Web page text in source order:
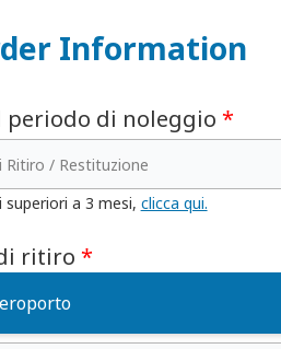
Information
periodo di noleggio *
Ritiro / Restituzione
superiori a 3 mesi, clicca qui.
ritiro *